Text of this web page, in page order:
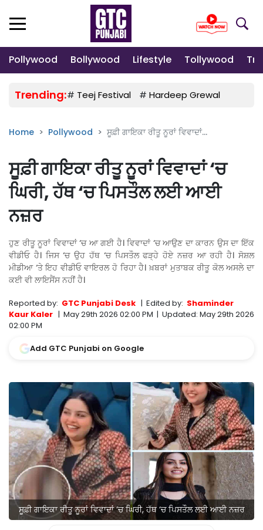
Pollywood Bollywood Lifestyle Tollywood
Trending:# Teej Festival # Hardeep Grewal
Home Pollywood ਸੂਫ਼ੀ ਗਾਇਕਾ ਰੀਤੂ ਨੂਰਾਂ ਵਿਵਾਦਾਂ...
ਸੂਫ਼ੀ ਗਾਇਕਾ ਰੀਤੂ ਨੂਰਾਂ ਵਿਵਾਦਾਂ ‘ਚ
ਘਿਰੀ, ਹੱਥ ‘ਚ ਪਿਸਤੌਲ ਲਈ ਆਈ
ਨਜ਼ਰ
ਹੁਣ ਰੀਤੂ ਨੂਰਾਂ ਵਿਵਾਦਾਂ ‘ਚ ਆ ਗਈ ਹੈ। ਵਿਵਾਦਾਂ ‘ਚ ਆਉਣ ਦਾ ਕਾਰਨ ਉਸ ਦਾ ਇੱਕ
ਵੀਡੀਓ ਹੈ। ਜਿਸ ‘ਚ ਉਹ ਹੱਥ ‘ਚ ਪਿਸਤੌਲ ਫੜ੍ਹੇ ਹੋਏ ਨਜ਼ਰ ਆ ਰਹੀ ਹੈ। ਸੋਸ਼ਲ
ਮੀਡੀਆ ‘ਤੇ ਇਹ ਵੀਡੀਓ ਵਾਇਰਲ ਹੋ ਰਿਹਾ ਹੈ। ਖ਼ਬਰਾਂ ਮੁਤਾਬਕ ਰੀਤੂ ਕੋਲ ਅਸਲੇ ਦਾ
ਕਈ ਵੀ ਲਾਇਸੈਂਸ ਨਹੀਂ ਹੈ।
Reported by: GTC Punjabi Desk | Edited by: Shaminder
Kaur Kaler | May 29th 2026 02:00 PM | Updated: May 29th 2026
02:00 PM
Add GTC Punjabi on Google
ਸੂਫ਼ੀ ਗਾਇਕਾ ਰੀਤੂ ਨੂਰਾਂ ਵਿਵਾਦਾਂ ‘ਚ ਘਿਰੀ, ਹੱਥ ‘ਚ ਪਿਸਤੌਲ ਲਈ ਆਈ ਨਜ਼ਰ